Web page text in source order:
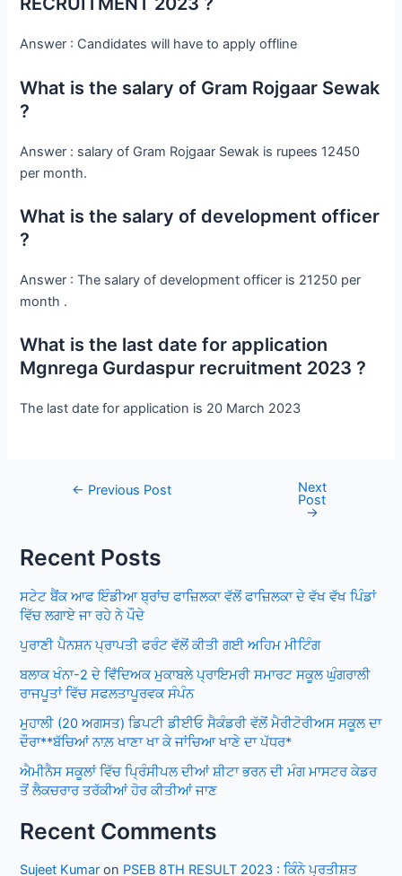
Answer : Candidates will have to apply offline
What is the salary of Gram Rojgaar Sewak
?
Answer : salary of Gram Rojgaar Sewak is rupees 12450
per month.
What is the salary of development officer
?
Answer : The salary of development officer is 21250 per
month .
What is the last date for application
Mgnrega Gurdaspur recruitment 2023 ?
The last date for application is 20 March 2023
Post← Previous Post Next
Post
→
Recent Posts
ਸਟੇਟ ਬੈਂਕ ਆਫ ਇੰਡੀਆ ਬ੍ਰਾਂਚ ਫਾਜ਼ਿਲਕਾ ਵੱਲੋਂ ਫਾਜ਼ਿਲਕਾ ਦੇ ਵੱਖ ਵੱਖ ਪਿੰਡਾਂ
ਵਿੱਚ ਲਗਾਏ ਜਾ ਰਹੇ ਨੇ ਪੌਦੇ
ਪੁਰਾਣੀ ਪੈਨਸ਼ਨ ਪ੍ਰਾਪਤੀ ਫਰੰਟ ਵੱਲੋਂ ਕੀਤੀ ਗਈ ਅਹਿਮ ਮੀਟਿੰਗ
ਬਲਾਕ ਖੰਨਾ-2 ਦੇ ਵਿਁਦਿਅਕ ਮੁਕਾਬਲੇ ਪ੍ਰਾਇਮਰੀ ਸਮਾਰਟ ਸਕੂਲ ਘੁੰਗਰਾਲੀ
ਰਾਜਪੂਤਾਂ ਵਿੱਚ ਸਫਲਤਾਪੂਰਵਕ ਸੰਪੰਨ
ਮੁਹਾਲੀ (20 ਅਗਸਤ) ਡਿਪਟੀ ਡੀਈਓ ਸੈਕੰਡਰੀ ਵੱਲੋਂ ਮੈਰੀਟੋਰੀਅਸ ਸਕੂਲ ਦਾ
ਦੌਰਾ**ਬੱਚਿਆਂ ਨਾਲ਼ ਖਾਣਾ ਖਾ ਕੇ ਜਾਂਚਿਆ ਖਾਣੇ ਦਾ ਪੱਧਰ*
ਐਮੀਨੈਸ ਸਕੂਲਾਂ ਵਿੱਚ ਪ੍ਰਿੰਸੀਪਲ ਦੀਆਂ ਸ਼ੀਟਾ ਭਰਨ ਦੀ ਮੰਗ ਮਾਸਟਰ ਕੇਡਰ
ਤੋਂ ਲੈਕਚਰਾਰ ਤਰੱਕੀਆਂ ਹੋਰ ਕੀਤੀਆਂ ਜਾਣ
Recent Comments
Sujeet Kumar on PSEB 8TH RESULT 2023 : ਕਿੰਨੇ ਪ੍ਰਤੀਸ਼ਤ